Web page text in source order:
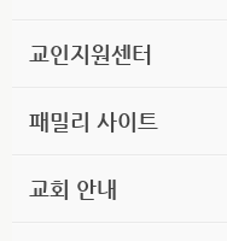
교인지원센터
패밀리 사이트
교회 안내